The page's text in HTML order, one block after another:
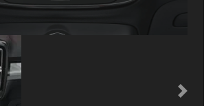
Next